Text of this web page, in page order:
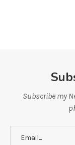
Subscribe my